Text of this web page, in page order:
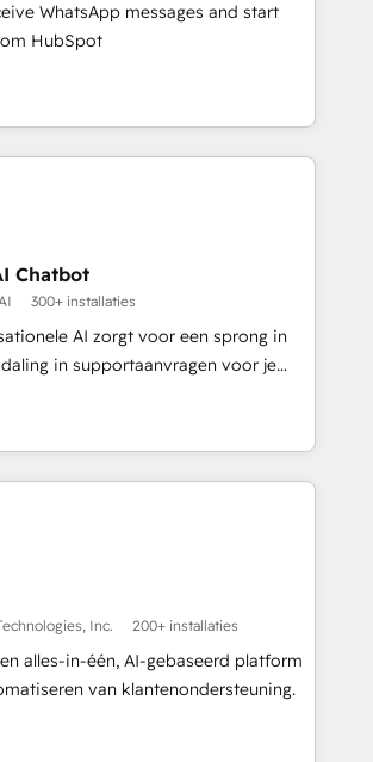
WhatsApp messages and start
HubSpot
Chatbot
300+ installaties
AI zorgt voor een sprong in
in supportaanvragen voor je
Inc. 200+ installaties
alles-in-één, AI-gebaseerd platform
van klantenondersteuning.